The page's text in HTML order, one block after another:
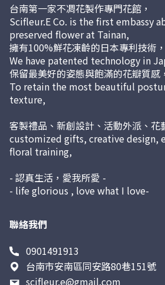
台南第一家不凋花製作專門花館，
Scifleur.E Co. is the first embassy
preserved flower at Tainan,
擁有100%鮮花凍齡的日本專利技術，
We have patented technology in
保留最美好的姿態與飽滿的花瓣質感，
To retain the most beautiful
texture,
客製禮品、新創設計、活動外派、花
customized gifts, creative design,
floral training,
- 認真生活，愛我所愛 -
- life glorious , love what I love-
聯絡我們
0901491913
台南市安南區同安路80巷151號
scifleur.e@gmail.com